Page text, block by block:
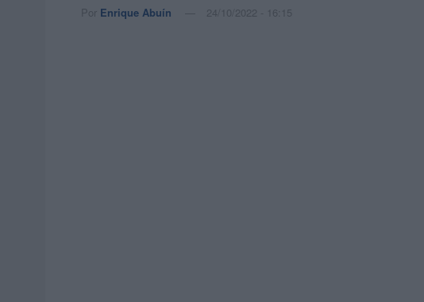
Por Enrique Abuín 24/10/2022 - 16:15